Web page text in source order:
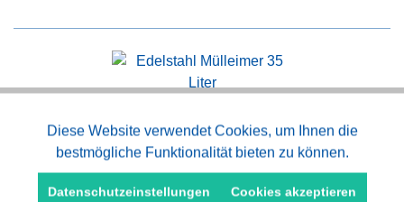
Edelstahl Mülleimer 35 oder 60 Liter
Funktionale Aktiv
Marketing Aktiv
Diese Website verwendet Cookies, um Ihnen die
bestmögliche Funktionalität bieten zu können.
Datenschutzeinstellungen Cookies akzeptieren